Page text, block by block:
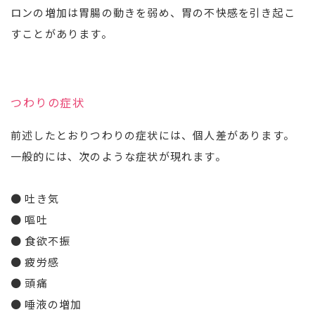
ロンの増加は胃腸の動きを弱め、胃の不快感を引き起こ
すことがあります。
つわりの症状
前述したとおりつわりの症状には、個人差があります。
一般的には、次のような症状が現れます。
● 吐き気
● 嘔吐
● 食欲不振
● 疲労感
● 頭痛
● 唾液の増加